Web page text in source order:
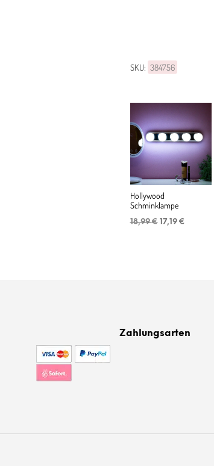
SKU: 384756
Hollywood
Schminklampe
18,99€ Ursprünglicher
17,19 €
Zahlungsarten